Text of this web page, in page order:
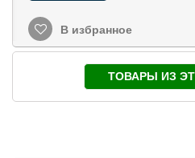
В избранное
ТОВАРЫ ИЗ